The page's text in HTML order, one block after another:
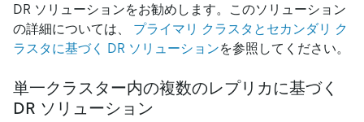
DR ソリューションをお勧めします。このソリューション
の詳細については、 プライマリ クラスタとセカンダリ ク
ラスタに基づく DR ソリューションを参照してください。
単一クラスター内の複数のレプリカに基づく
DR ソリューション